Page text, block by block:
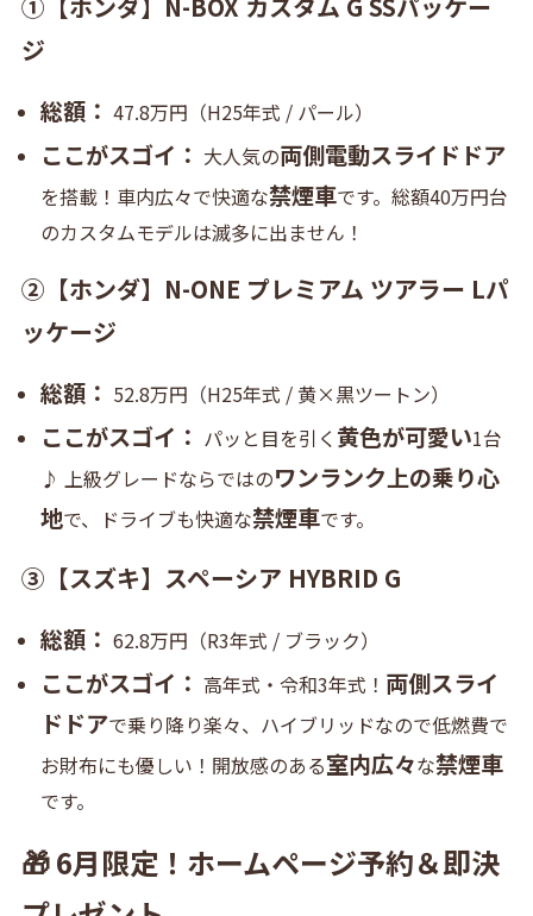
ジ
総額： 47.8万円（H25年式 / パール）
ここがスゴイ： 大人気の両側電動スライドドア
を搭載！車内広々で快適な禁煙車です。総額40万円台
のカスタムモデルは滅多に出ません！
②【ホンダ】N-ONE プレミアム ツアラー Lパ
ッケージ
総額： 52.8万円（H25年式 / 黄×黒ツートン）
ここがスゴイ： パッと目を引く 黄色が可愛い1台
♪ 上級グレードならではのワンランク上の乗り心
地で、ドライブも快適な禁煙車です。
③【スズキ】スペーシア HYBRID G
総額： 62.8万円（R3年式 / ブラック）
ここがスゴイ： 高年式・令和3年式！ 両側スライ
ドドアで乗り降り楽々、ハイブリッドなので低燃費で
お財布にも優しい！開放感のある室内広々な禁煙車
です。
🎁 6月限定！ホームページ予約＆即決